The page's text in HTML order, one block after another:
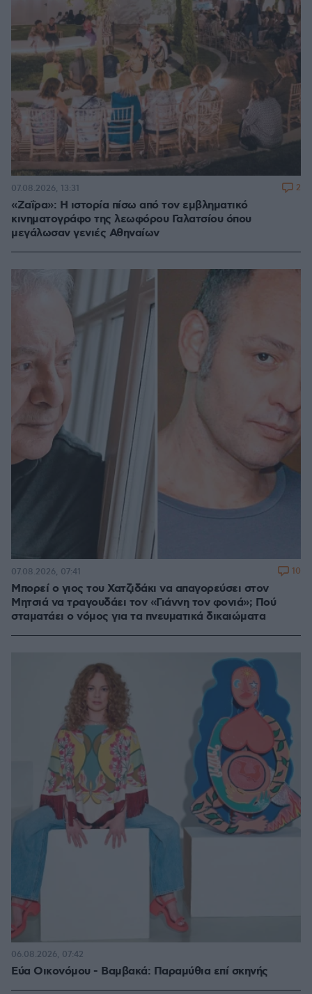
«Ζαΐρα»: Η ιστορία πίσω από τον εμβληματικό
κινηματογράφο της λεωφόρου Γαλατσίου όπου
μεγάλωσαν γενιές Αθηναίων
07.08.2026, 13:31 2
Μπορεί ο γιος του Χατζιδάκι να απαγορεύσει στον
Μητσιά να τραγουδάει τον «Γιάννη τον φονιά»; Πού
σταματάει ο νόμος για τα πνευματικά δικαιώματα
07.08.2026, 07:41 10
Εύα Οικονόμου - Βαμβακά: Παραμύθια επί σκηνής
06.08.2026, 07:42